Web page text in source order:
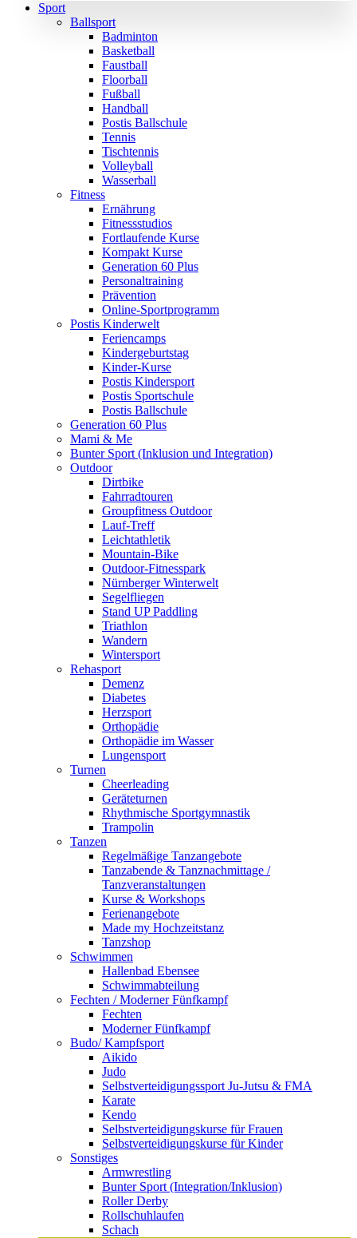
Sport
Ballsport
Badminton
Basketball
Faustball
Floorball
Fußball
Handball
Postis Ballschule
Tennis
Tischtennis
Volleyball
Wasserball
Fitness
Ernährung
Fitnessstudios
Fortlaufende Kurse
Kompakt Kurse
Generation 60 Plus
Personaltraining
Prävention
Online-Sportprogramm
Postis Kinderwelt
Feriencamps
Kindergeburtstag
Kinder-Kurse
Postis Kindersport
Postis Sportschule
Postis Ballschule
Generation 60 Plus
Mami & Me
Bunter Sport (Inklusion und Integration)
Outdoor
Dirtbike
Fahrradtouren
Groupfitness Outdoor
Lauf-Treff
Leichtathletik
Mountain-Bike
Outdoor-Fitnesspark
Nürnberger Winterwelt
Segelfliegen
Stand UP Paddling
Triathlon
Wandern
Wintersport
Rehasport
Demenz
Diabetes
Herzsport
Orthopädie
Orthopädie im Wasser
Lungensport
Turnen
Cheerleading
Geräteturnen
Rhythmische Sportgymnastik
Trampolin
Tanzen
Regelmäßige Tanzangebote
Tanzabende & Tanznachmittage /
Tanzveranstaltungen
Kurse & Workshops
Ferienangebote
Made my Hochzeitstanz
Tanzshop
Schwimmen
Hallenbad Ebensee
Schwimmabteilung
Fechten / Moderner Fünfkampf
Fechten
Moderner Fünfkampf
Budo/ Kampfsport
Aikido
Judo
Selbstverteidigungssport Ju-Jutsu & FMA
Karate
Kendo
Selbstverteidigungskurse für Frauen
Selbstverteidigungskurse für Kinder
Sonstiges
Armwrestling
Bunter Sport (Integration/Inklusion)
Roller Derby
Rollschuhlaufen
Schach